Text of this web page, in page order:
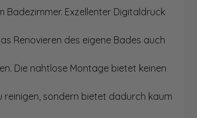
Exzellenter Digitaldruck
Renovieren des eigene Bades auch
Die nahtlose Montage bietet keinen
sondern bietet dadurch kaum